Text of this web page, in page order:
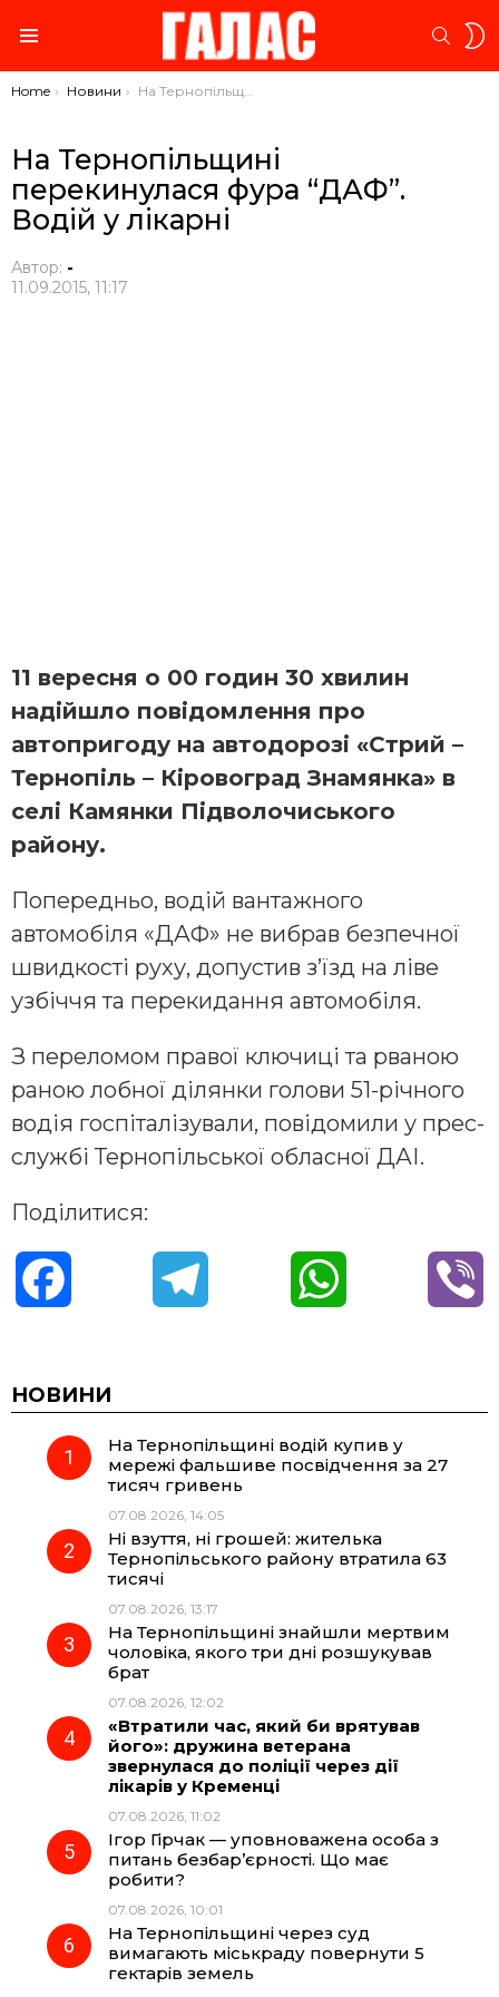
You are here:
Home Новини На Тернопільщині перекинулася фура “ДАФ”. Водій у лікарні
На Тернопільщині
перекинулася фура “ДАФ”.
Водій у лікарні
Автор: -
11.09.2015, 11:17
11 вересня о 00 годин 30 хвилин
надійшло повідомлення про
автопригоду на автодорозі «Стрий –
Тернопіль – Кіровоград Знамянка» в
селі Камянки Підволочиського
району.
Попередньо, водій вантажного
автомобіля «ДАФ» не вибрав безпечної
швидкості руху, допустив з’їзд на ліве
узбіччя та перекидання автомобіля.
З переломом правої ключиці та рваною
раною лобної ділянки голови 51-річного
водія госпіталізували, повідомили у прес-
службі Тернопільської обласної ДАІ.
Поділитися:
c
e
o
k
e
r
a
t
A
НОВИНИ
На Тернопільщині водій купив у
мережі фальшиве посвідчення за 27
тисяч гривень
07.08.2026, 14:05
Ні взуття, ні грошей: жителька
Тернопільського району втратила 63
тисячі
07.08.2026, 13:17
На Тернопільщині знайшли мертвим
чоловіка, якого три дні розшукував
брат
07.08.2026, 12:02
«Втратили час, який би врятував
його»: дружина ветерана
звернулася до поліції через дії
лікарів у Кременці
07.08.2026, 11:02
Ігор Гірчак — уповноважена особа з
питань безбар’єрності. Що має
робити?
07.08.2026, 10:01
На Тернопільщині через суд
вимагають міськраду повернути 5
гектарів земель